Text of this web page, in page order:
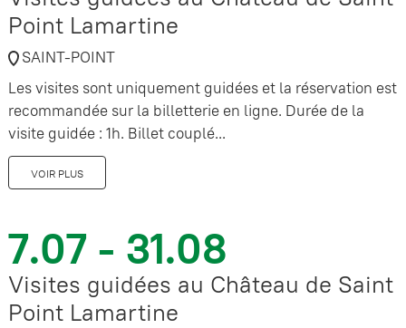
Point Lamartine
SAINT-POINT
Les visites sont uniquement guidées et la réservation est
recommandée sur la billetterie en ligne. Durée de la
visite guidée : 1h. Billet couplé...
VOIR PLUS
7.07 - 31.08
Visites guidées au Château de Saint
Point Lamartine